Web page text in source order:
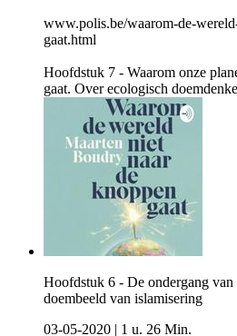
www.polis.be/waarom-de-
gaat.html
Hoofdstuk 7 - Waarom onze
gaat. Over ecologisch
Hoofdstuk 6 - De ondergang
doembeeld van islamisering
03-05-2020
1 u. 26 Min.